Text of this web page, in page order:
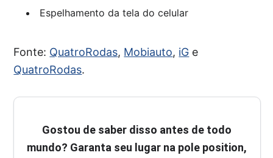
Espelhamento da tela do celular
Fonte: QuatroRodas, Mobiauto, iG e
QuatroRodas.
Gostou de saber disso antes de todo
mundo? Garanta seu lugar na pole position,